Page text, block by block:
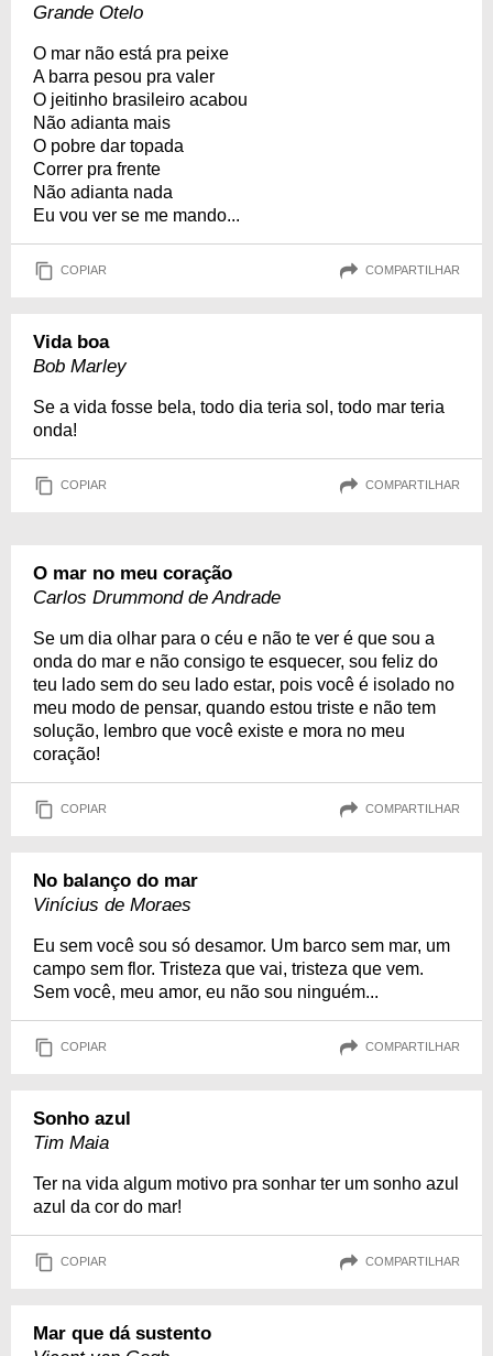
Grande Otelo
O mar não está pra peixe
A barra pesou pra valer
O jeitinho brasileiro acabou
Não adianta mais
O pobre dar topada
Correr pra frente
Não adianta nada
Eu vou ver se me mando...
COPIAR COMPARTILHAR
Vida boa
Bob Marley
Se a vida fosse bela, todo dia teria sol, todo mar teria
onda!
COPIAR COMPARTILHAR
O mar no meu coração
Carlos Drummond de Andrade
Se um dia olhar para o céu e não te ver é que sou a
onda do mar e não consigo te esquecer, sou feliz do
teu lado sem do seu lado estar, pois você é isolado no
meu modo de pensar, quando estou triste e não tem
solução, lembro que você existe e mora no meu
coração!
COPIAR COMPARTILHAR
No balanço do mar
Vinícius de Moraes
Eu sem você sou só desamor. Um barco sem mar, um
campo sem flor. Tristeza que vai, tristeza que vem.
Sem você, meu amor, eu não sou ninguém...
COPIAR COMPARTILHAR
Sonho azul
Tim Maia
Ter na vida algum motivo pra sonhar ter um sonho azul
azul da cor do mar!
COPIAR COMPARTILHAR
Mar que dá sustento